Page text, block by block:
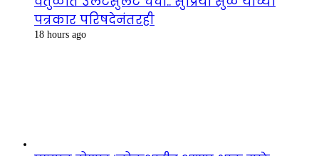
पत्रकार परिषदेनंतरही
18 hours ago